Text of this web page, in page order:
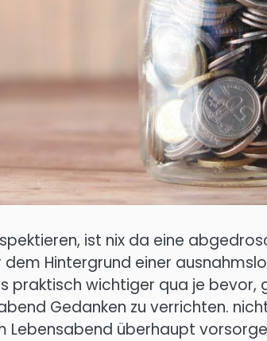
ist nix da eine
Hintergrund einer
praktisch wichtiger qua je bevor,
Gedanken zu verrichten.
überhaupt